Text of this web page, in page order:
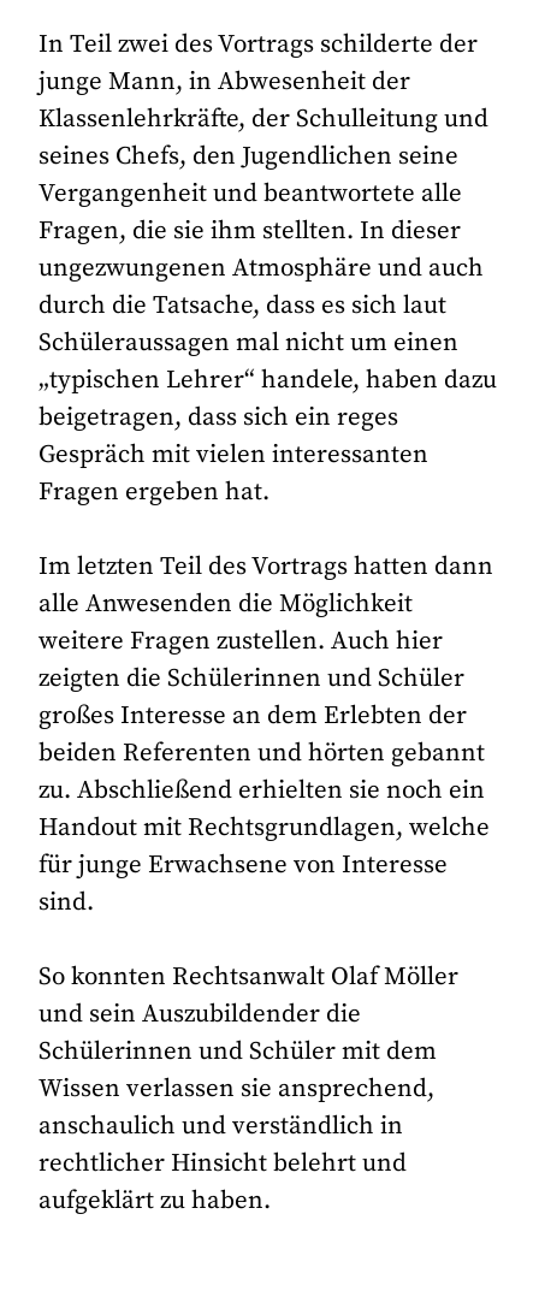
In Teil zwei des Vortrags schilderte der
junge Mann, in Abwesenheit der
Klassenlehrkräfte, der Schulleitung und
seines Chefs, den Jugendlichen seine
Vergangenheit und beantwortete alle
Fragen, die sie ihm stellten. In dieser
ungezwungenen Atmosphäre und auch
durch die Tatsache, dass es sich laut
Schüleraussagen mal nicht um einen
„typischen Lehrer“ handele, haben dazu
beigetragen, dass sich ein reges
Gespräch mit vielen interessanten
Fragen ergeben hat.
Im letzten Teil des Vortrags hatten dann
alle Anwesenden die Möglichkeit
weitere Fragen zustellen. Auch hier
zeigten die Schülerinnen und Schüler
großes Interesse an dem Erlebten der
beiden Referenten und hörten gebannt
zu. Abschließend erhielten sie noch ein
Handout mit Rechtsgrundlagen, welche
für junge Erwachsene von Interesse
sind.
So konnten Rechtsanwalt Olaf Möller
und sein Auszubildender die
Schülerinnen und Schüler mit dem
Wissen verlassen sie ansprechend,
anschaulich und verständlich in
rechtlicher Hinsicht belehrt und
aufgeklärt zu haben.